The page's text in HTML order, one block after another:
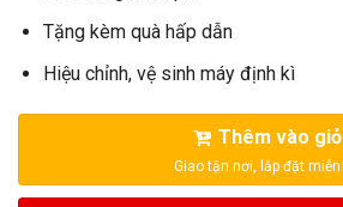
Tặng kèm quà hấp dẫn
Hiệu chỉnh, vệ sinh máy định kì
Thêm vào giỏ